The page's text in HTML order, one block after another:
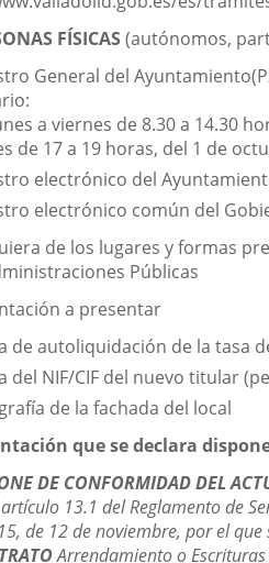
FÍSICAS(autónomos,
General del Ayuntamiento
a viernes de 8.30 a 14.30
de 17 a 19 horas, del 1 de
electrónico del
electrónico común del
de los lugares y formas
Públicas
a presentar
de autoliquidación de la tasa
del NIF/CIF del nuevo titular
de la fachada del local
que se declara
DE CONFORMIDAD DEL
13.1 del Reglamento de
de 12 de noviembre, por el
Arrendamiento o